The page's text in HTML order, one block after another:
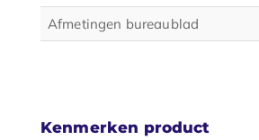
Afmetingen bureaublad
Kenmerken product